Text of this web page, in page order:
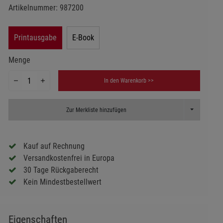
Artikelnummer: 987200
Printausgabe E-Book
Menge
In den Warenkorb >>
Zur Merkliste hinzufügen Toggle
Kauf auf Rechnung
Versandkostenfrei in Europa
30 Tage Rückgaberecht
Kein Mindestbestellwert
Eigenschaften